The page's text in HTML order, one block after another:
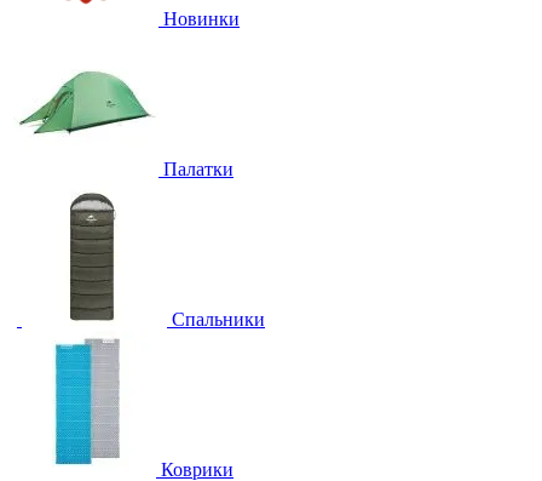
Новинки
Палатки
Спальники
Коврики